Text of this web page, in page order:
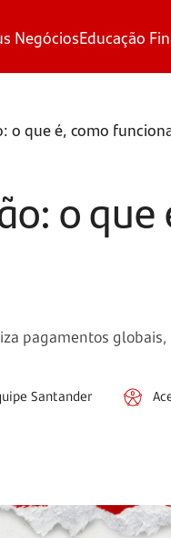
NegóciosEducação
o que é, como
o
pagamentos
Santander